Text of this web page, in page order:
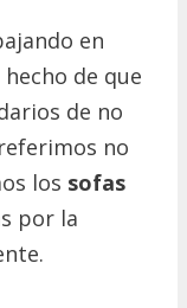
en
de que
de no
no
los sofas
por la